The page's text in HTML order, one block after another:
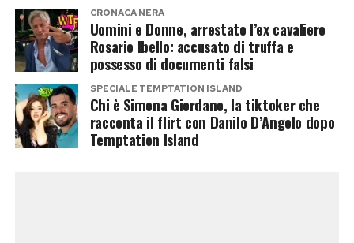
Sempre secondo il suo racconto, il rapporto si
sarebbe poi interrotto improvvisamente dopo
una serata trascorsa insieme, spingendola a
raccontare pubblicamente la propria versione
dei fatti.
È importante sottolineare che, allo stato
CRONACA NERA
Uomini e Donne, arrestato l’ex cavaliere
Rosario Ibello: accusato di truffa e
possesso di documenti falsi
SPECIALE TEMPTATION ISLAND
Chi è Simona Giordano, la tiktoker che
racconta il flirt con Danilo D’Angelo dopo
Temptation Island